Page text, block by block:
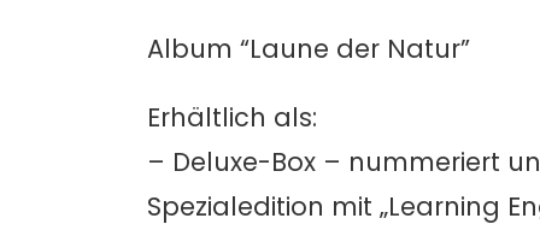
Album “Laune der Natur”
Erhältlich als:
– Deluxe-Box – nummeriert
Spezialedition mit „Learning